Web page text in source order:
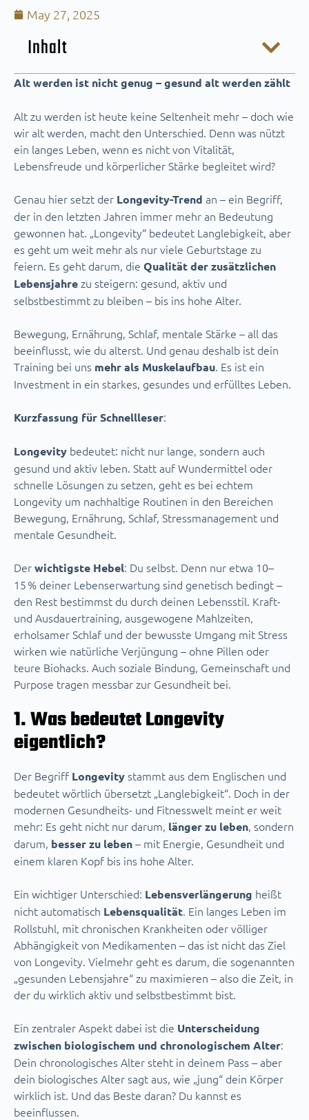
May 27, 2025
Inhalt
Alt werden ist nicht genug – gesund alt werden zählt
Alt zu werden ist heute keine Seltenheit mehr – doch wie
wir alt werden, macht den Unterschied. Denn was nützt
ein langes Leben, wenn es nicht von Vitalität,
Lebensfreude und körperlicher Stärke begleitet wird?
Genau hier setzt der Longevity-Trend an – ein Begriff,
der in den letzten Jahren immer mehr an Bedeutung
gewonnen hat. „Longevity“ bedeutet Langlebigkeit, aber
es geht um weit mehr als nur viele Geburtstage zu
feiern. Es geht darum, die Qualität der zusätzlichen
Lebensjahrezu steigern: gesund, aktiv und
selbstbestimmt zu bleiben – bis ins hohe Alter.
Bewegung, Ernährung, Schlaf, mentale Stärke – all das
beeinflusst, wie du alterst. Und genau deshalb ist dein
Training bei uns mehr als Muskelaufbau. Es ist ein
Investment in ein starkes, gesundes und erfülltes Leben.
Kurzfassung für Schnellleser:
Longevity bedeutet: nicht nur lange, sondern auch
gesund und aktiv leben. Statt auf Wundermittel oder
schnelle Lösungen zu setzen, geht es bei echtem
Longevity um nachhaltige Routinen in den Bereichen
Bewegung, Ernährung, Schlaf, Stressmanagement und
mentale Gesundheit.
Derwichtigste Hebel: Du selbst. Denn nur etwa 10–
15 % deiner Lebenserwartung sind genetisch bedingt –
den Rest bestimmst du durch deinen Lebensstil. Kraft-
und Ausdauertraining, ausgewogene Mahlzeiten,
erholsamer Schlaf und der bewusste Umgang mit Stress
wirken wie natürliche Verjüngung – ohne Pillen oder
teure Biohacks. Auch soziale Bindung, Gemeinschaft und
Purpose tragen messbar zur Gesundheit bei.
1. Was bedeutet Longevity
eigentlich?
Der Begriff Longevitystammt aus dem Englischen und
bedeutet wörtlich übersetzt „Langlebigkeit“. Doch in der
modernen Gesundheits- und Fitnesswelt meint er weit
mehr: Es geht nicht nur darum, länger zu leben, sondern
darum, besser zu leben– mit Energie, Gesundheit und
einem klaren Kopf bis ins hohe Alter.
Ein wichtiger Unterschied: Lebensverlängerung heißt
nicht automatisch Lebensqualität. Ein langes Leben im
Rollstuhl, mit chronischen Krankheiten oder völliger
Abhängigkeit von Medikamenten – das ist nicht das Ziel
von Longevity. Vielmehr geht es darum, die sogenannten
„gesunden Lebensjahre“ zu maximieren – also die Zeit, in
der du wirklich aktiv und selbstbestimmt bist.
Ein zentraler Aspekt dabei ist die Unterscheidung
zwischen biologischem und chronologischem Alter:
Dein chronologisches Alter steht in deinem Pass – aber
dein biologisches Alter sagt aus, wie „jung“ dein Körper
wirklich ist. Und das Beste daran? Du kannst es
beeinflussen.